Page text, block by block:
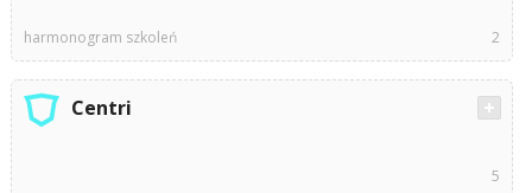
harmonogram szkoleń 2
Centri
5